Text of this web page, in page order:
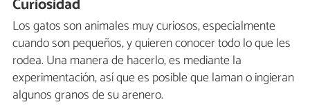
Curiosidad
Los gatos son animales muy curiosos, especialmente
cuando son pequeños, y quieren conocer todo lo que les
rodea. Una manera de hacerlo, es mediante la
experimentación, así que es posible que laman o ingieran
algunos granos de su arenero.